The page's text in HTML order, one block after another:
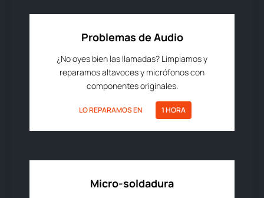
Problemas de Audio
¿No oyes bien las llamadas? Limpiamos y
reparamos altavoces y micrófonos con
componentes originales.
LO REPARAMOS EN 1 HORA
Micro-soldadura